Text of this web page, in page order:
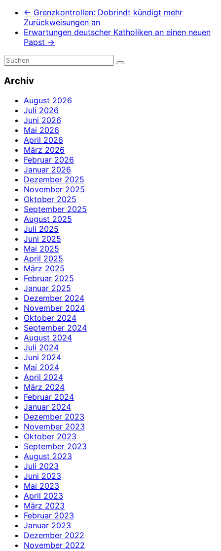
← Grenzkontrollen: Dobrindt kündigt mehr
Zurückweisungen an
Erwartungen deutscher Katholiken an einen neuen
Papst →
Archiv
August 2026
Juli 2026
Juni 2026
Mai 2026
April 2026
März 2026
Februar 2026
Januar 2026
Dezember 2025
November 2025
Oktober 2025
September 2025
August 2025
Juli 2025
Juni 2025
Mai 2025
April 2025
März 2025
Februar 2025
Januar 2025
Dezember 2024
November 2024
Oktober 2024
September 2024
August 2024
Juli 2024
Juni 2024
Mai 2024
April 2024
März 2024
Februar 2024
Januar 2024
Dezember 2023
November 2023
Oktober 2023
September 2023
August 2023
Juli 2023
Juni 2023
Mai 2023
April 2023
März 2023
Februar 2023
Januar 2023
Dezember 2022
November 2022